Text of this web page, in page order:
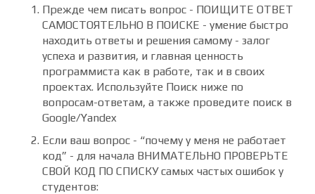
Прежде чем писать вопрос - ПОИЩИТЕ ОТВЕТ
САМОСТОЯТЕЛЬНО В ПОИСКЕ - умение быстро
находить ответы и решения самому - залог
успеха и развития, и главная ценность
программиста как в работе, так и в своих
проектах. Используйте Поиск ниже по
вопросам-ответам, а также проведите поиск в
Google/Yandex
Если ваш вопрос - “почему у меня не работает
код” - для начала ВНИМАТЕЛЬНО ПРОВЕРЬТЕ
СВОЙ КОД ПО СПИСКУсамых частых ошибок у
студентов: